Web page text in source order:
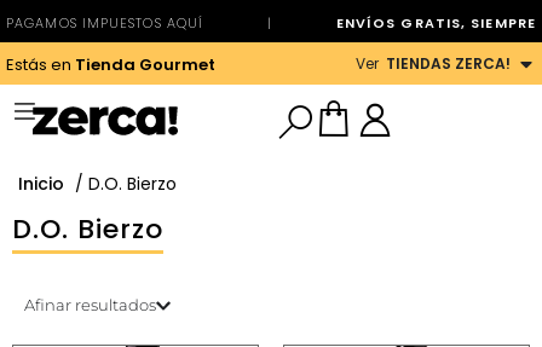
PAGAMOS IMPUESTOS AQUÍ | ENVÍOS GRATIS, SIEMPRE
Estás en Tienda Gourmet Ver TIENDAS ZERCA!
Inicio / D.O. Bierzo
D.O. Bierzo
Afinar resultados